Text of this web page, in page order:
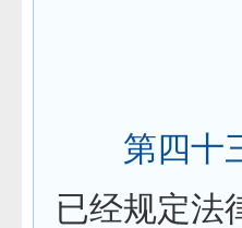
第四十
已经规定法